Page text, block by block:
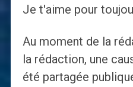
Je t'aime pour
Au moment de la
la rédaction, une
été partagée